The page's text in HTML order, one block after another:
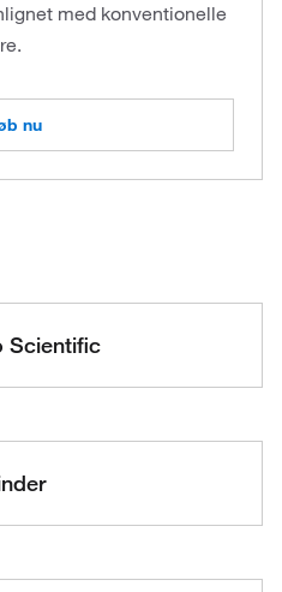
med konventionelle
nu
Scientific